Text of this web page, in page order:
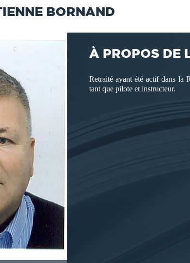
BORNAND
À PROPOS DE
Retraité ayant été actif dans la
tant que pilote et instructeur.